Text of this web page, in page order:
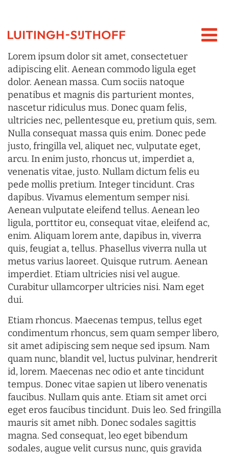
Lorem ipsum dolor sit amet, consectetuer
adipiscing elit. Aenean commodo ligula eget
dolor. Aenean massa. Cum sociis natoque
penatibus et magnis dis parturient montes,
nascetur ridiculus mus. Donec quam felis,
ultricies nec, pellentesque eu, pretium quis, sem.
Nulla consequat massa quis enim. Donec pede
justo, fringilla vel, aliquet nec, vulputate eget,
arcu. In enim justo, rhoncus ut, imperdiet a,
venenatis vitae, justo. Nullam dictum felis eu
pede mollis pretium. Integer tincidunt. Cras
dapibus. Vivamus elementum semper nisi.
Aenean vulputate eleifend tellus. Aenean leo
ligula, porttitor eu, consequat vitae, eleifend ac,
enim. Aliquam lorem ante, dapibus in, viverra
quis, feugiat a, tellus. Phasellus viverra nulla ut
metus varius laoreet. Quisque rutrum. Aenean
imperdiet. Etiam ultricies nisi vel augue.
Curabitur ullamcorper ultricies nisi. Nam eget
dui.
Etiam rhoncus. Maecenas tempus, tellus eget
condimentum rhoncus, sem quam semper libero,
sit amet adipiscing sem neque sed ipsum. Nam
quam nunc, blandit vel, luctus pulvinar, hendrerit
id, lorem. Maecenas nec odio et ante tincidunt
tempus. Donec vitae sapien ut libero venenatis
faucibus. Nullam quis ante. Etiam sit amet orci
eget eros faucibus tincidunt. Duis leo. Sed fringilla
mauris sit amet nibh. Donec sodales sagittis
magna. Sed consequat, leo eget bibendum
sodales, augue velit cursus nunc, quis gravida